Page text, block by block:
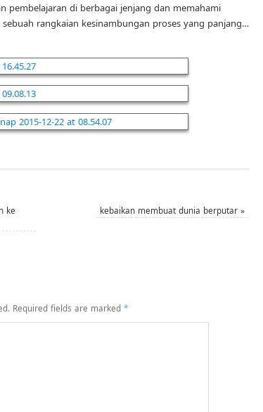
pembelajaran di berbagai jenjang dan memahami
rangkaian kesinambungan proses yang panjang…
ke
kebaikan membuat dunia berputar»
Required fields are marked *